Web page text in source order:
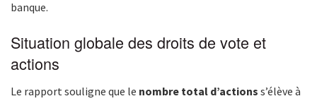
banque.
Situation globale des droits de vote et
actions
Le rapport souligne que le nombre total d’actions s’élève à